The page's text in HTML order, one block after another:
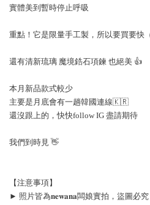
實體美到暫時停止呼吸
重點！它是限量手工製，所以要買要快
還有清新琉璃 魔境鋯石項鍊 也絕美 👍
本月新品款式較少
主要是月底會有一趟韓國連線🇰🇷
還沒跟上的，快快follow IG 盡請期待
我們到時見 👋
【注意事項】
► 照片皆為𝐧𝐞𝐰𝐚𝐧𝐚闆娘實拍，盜圖必究